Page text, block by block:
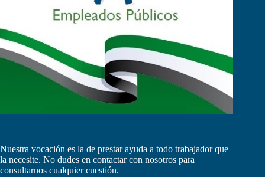
Nuestra vocación es la de prestar ayuda a todo trabajador que
la necesite. No dudes en contactar con nosotros para
consultarnos cualquier cuestión.